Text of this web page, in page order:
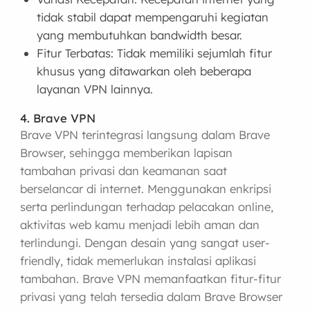
tidak stabil dapat mempengaruhi kegiatan
yang membutuhkan bandwidth besar.
Fitur Terbatas: Tidak memiliki sejumlah fitur
khusus yang ditawarkan oleh beberapa
layanan VPN lainnya.
4. Brave VPN
Brave VPN terintegrasi langsung dalam Brave
Browser, sehingga memberikan lapisan
tambahan privasi dan keamanan saat
berselancar di internet. Menggunakan enkripsi
serta perlindungan terhadap pelacakan online,
aktivitas web kamu menjadi lebih aman dan
terlindungi. Dengan desain yang sangat user-
friendly, tidak memerlukan instalasi aplikasi
tambahan. Brave VPN memanfaatkan fitur-fitur
privasi yang telah tersedia dalam Brave Browser